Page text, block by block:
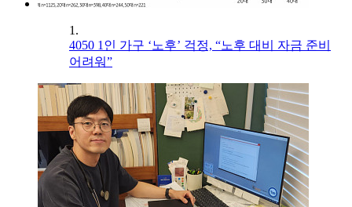
1.
4050 1인 가구 ‘노후’ 걱정, “노후 대비 자금 준비
어려워”